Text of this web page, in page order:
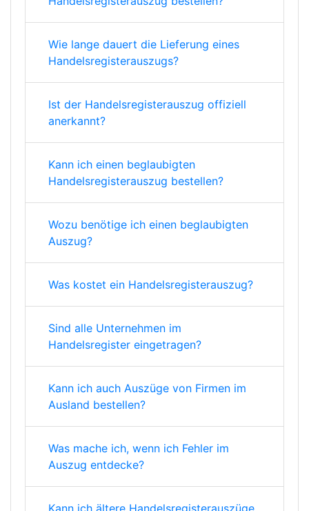
Wie lange dauert die Lieferung eines
Handelsregisterauszugs?
Ist der Handelsregisterauszug offiziell
anerkannt?
Kann ich einen beglaubigten
Handelsregisterauszug bestellen?
Wozu benötige ich einen beglaubigten
Auszug?
Was kostet ein Handelsregisterauszug?
Sind alle Unternehmen im
Handelsregister eingetragen?
Kann ich auch Auszüge von Firmen im
Ausland bestellen?
Was mache ich, wenn ich Fehler im
Auszug entdecke?